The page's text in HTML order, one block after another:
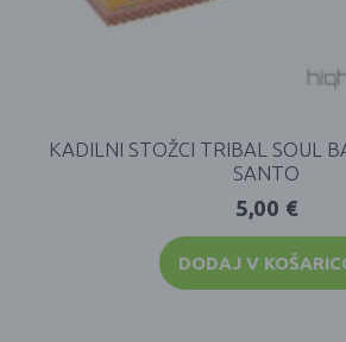
KADILNI STOŽCI TRIBAL SOUL
SANTO
5,00 €
DODAJ V